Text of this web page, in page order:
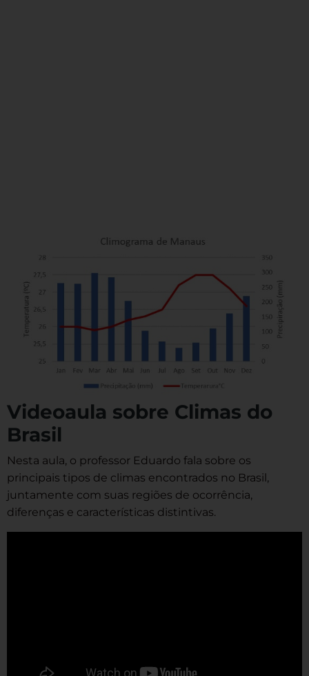
Videoaula sobre Climas do
Brasil
Nesta aula, o professor Eduardo fala sobre os
principais tipos de climas encontrados no Brasil,
juntamente com suas regiões de ocorrência,
diferenças e características distintivas.